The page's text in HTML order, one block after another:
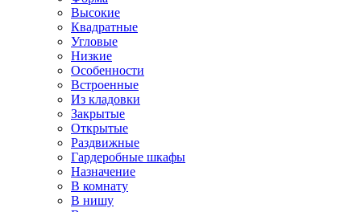
Высокие
Квадратные
Угловые
Низкие
Особенности
Встроенные
Из кладовки
Закрытые
Открытые
Раздвижные
Гардеробные шкафы
Назначение
В комнату
В нишу